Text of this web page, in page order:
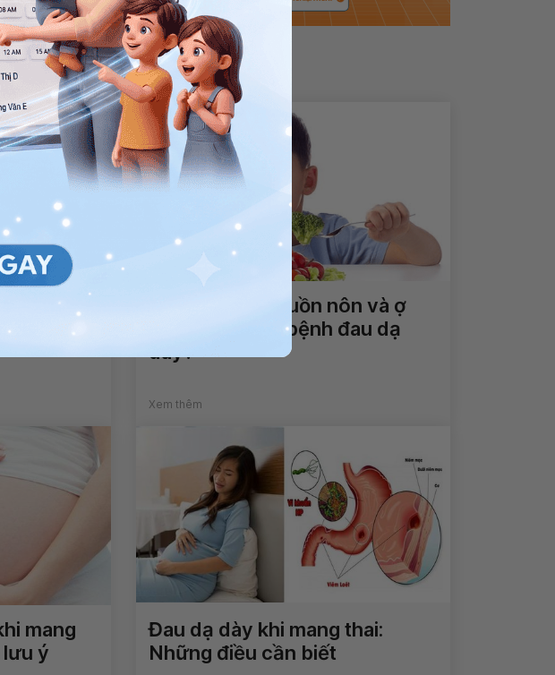
uric
Trẻ biếng ăn, buồn nôn và ợ
hơi là dấu hiệu bệnh đau dạ
dày?
Xem thêm
mang
ý
Đau dạ dày khi mang thai:
Những điều cần biết